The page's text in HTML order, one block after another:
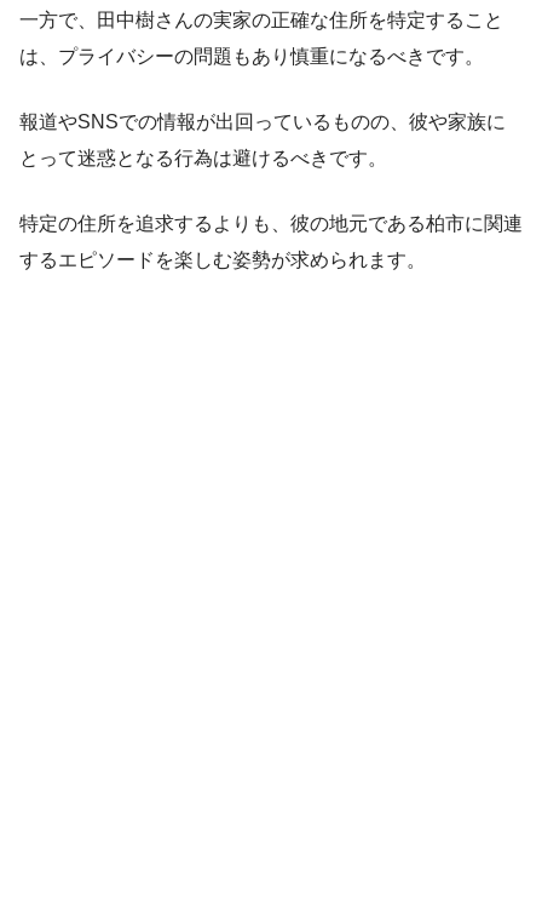
一方で、田中樹さんの実家の正確な住所を特定すること
は、プライバシーの問題もあり慎重になるべきです。
報道やSNSでの情報が出回っているものの、彼や家族に
とって迷惑となる行為は避けるべきです。
特定の住所を追求するよりも、彼の地元である柏市に関連
するエピソードを楽しむ姿勢が求められます。